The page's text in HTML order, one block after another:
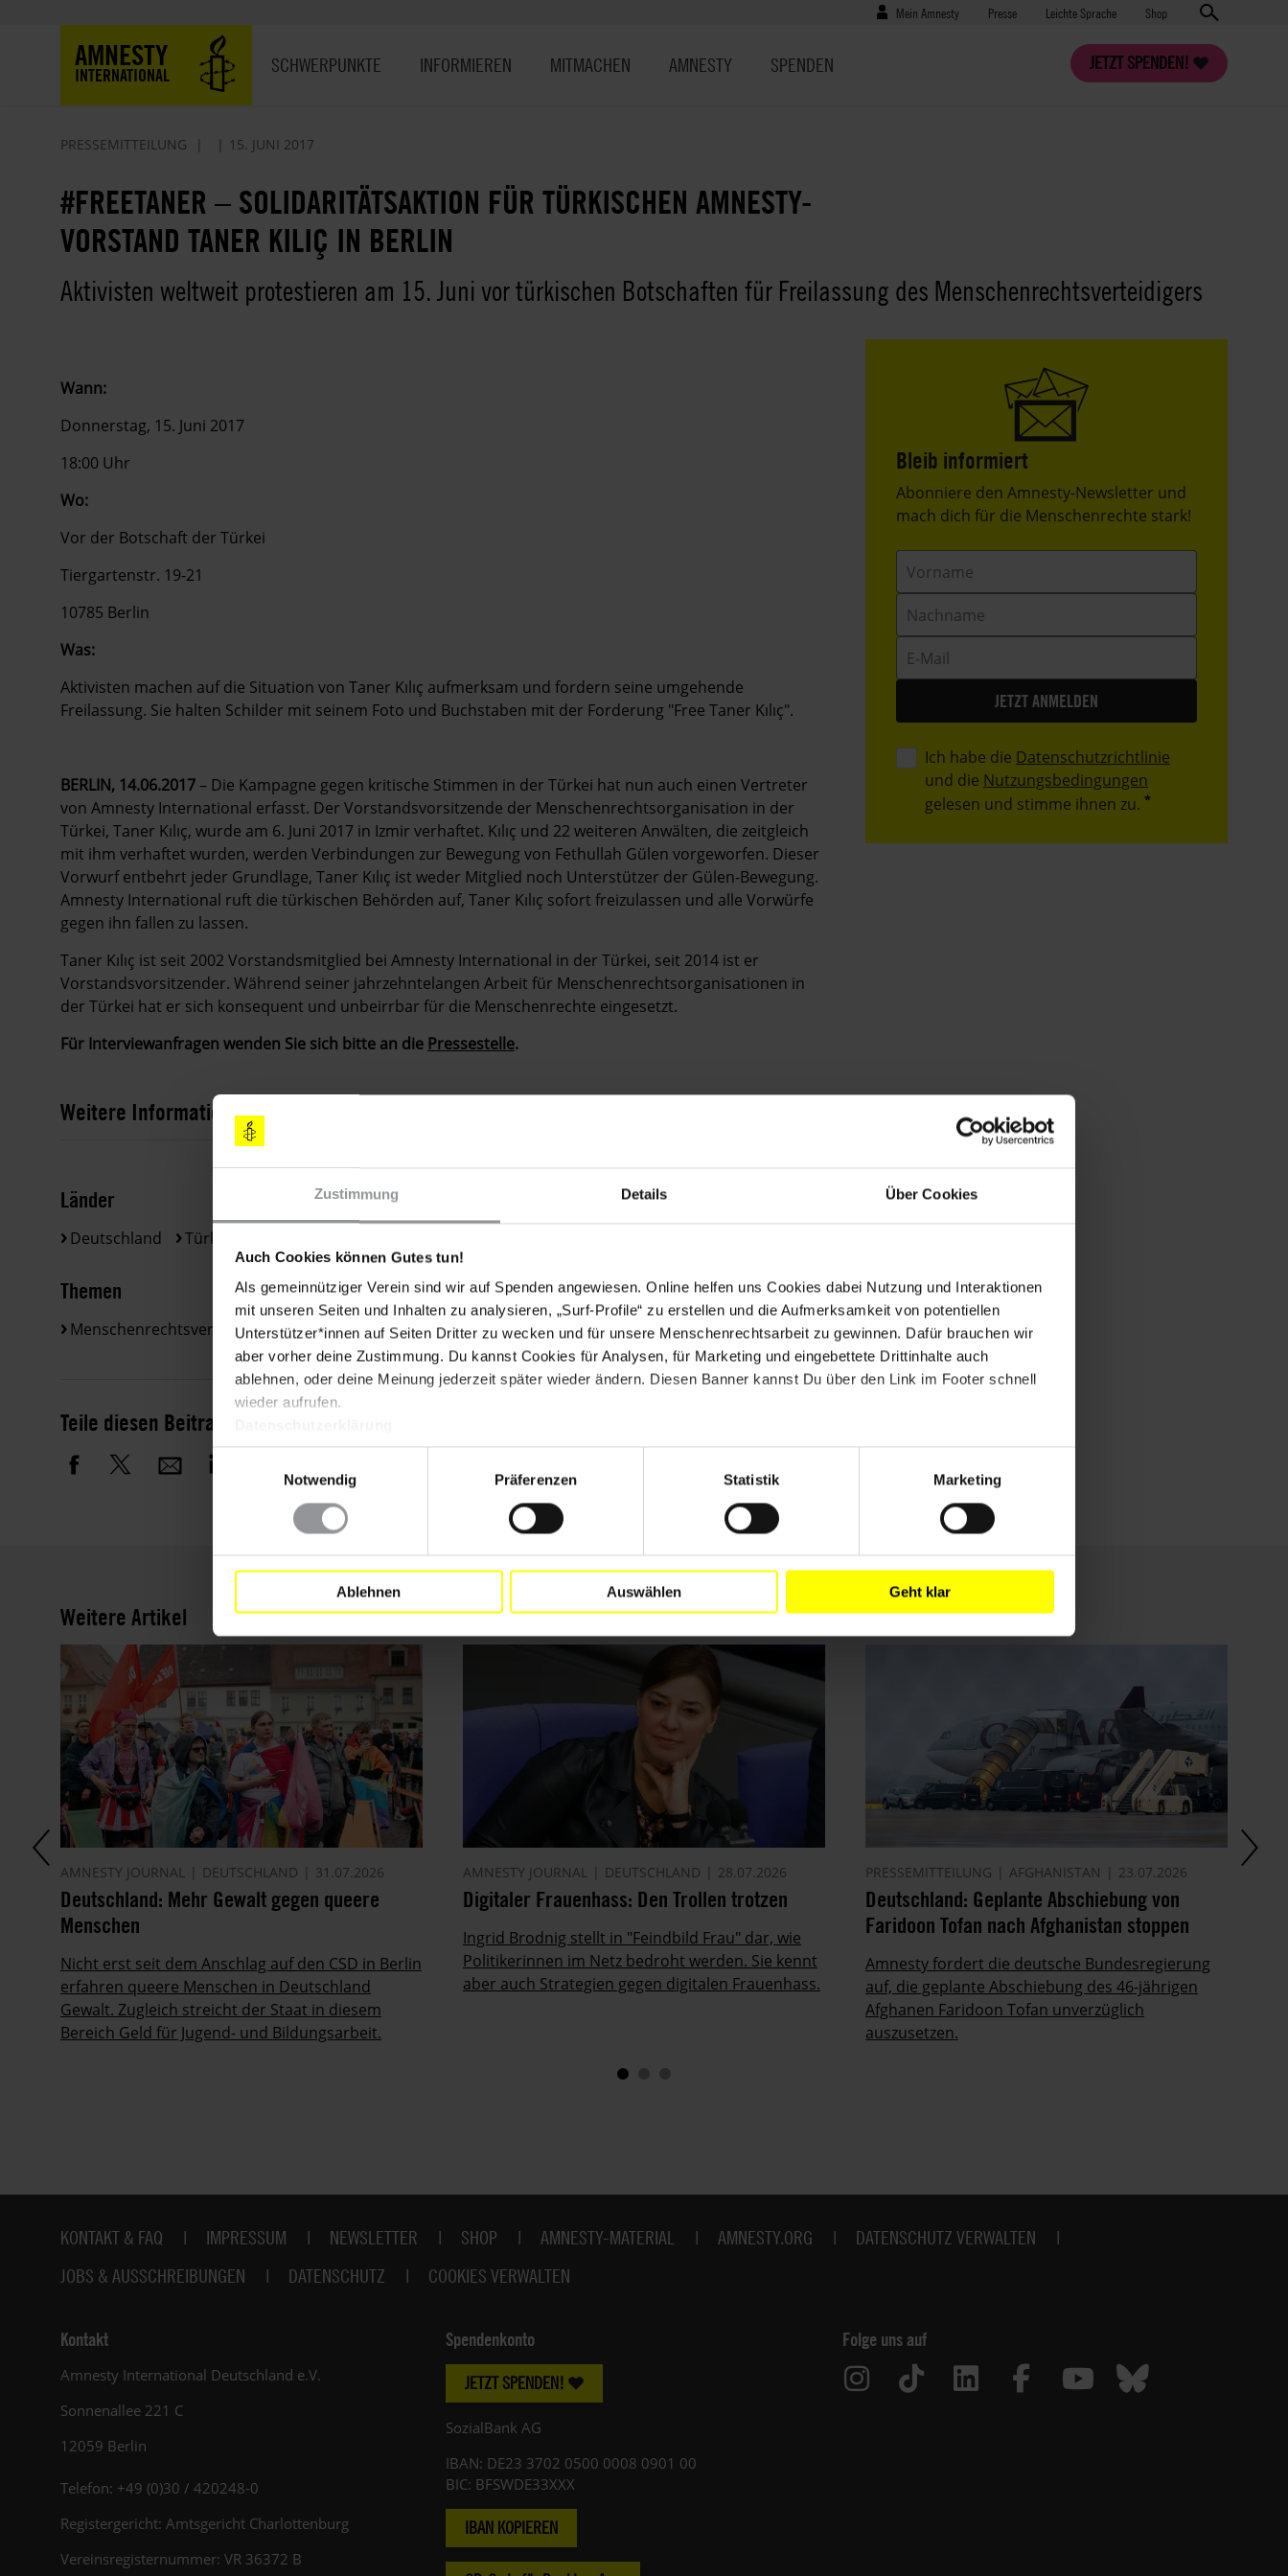
Zustimmung Details Über Cookies
Auch Cookies können Gutes tun!
Als gemeinnütziger Verein sind wir auf Spenden angewiesen. Online helfen uns Cookies dabei Nutzung und Interaktionen
mit unseren Seiten und Inhalten zu analysieren, „Surf-Profile“ zu erstellen und die Aufmerksamkeit von potentiellen
Unterstützer*innen auf Seiten Dritter zu wecken und für unsere Menschenrechtsarbeit zu gewinnen. Dafür brauchen wir
aber vorher deine Zustimmung. Du kannst Cookies für Analysen, für Marketing und eingebettete Drittinhalte auch
ablehnen, oder deine Meinung jederzeit später wieder ändern. Diesen Banner kannst Du über den Link im Footer schnell
wieder aufrufen.
Einwilligungsauswahl
Notwendig
Präferenzen Statistik Marketing
Ablehnen Auswählen Geht klar
Benutzermenü
Mein Amnesty Presse
Presse Leichte Sprache Shop
AMNESTY
INTERNATIONAL
JETZT SPENDEN!
SCHWERPUNKTE INFORMIEREN MITMACHEN AMNESTY SPENDEN
PRESSEMITTEILUNG 15. JUNI 2017
#FREETANER – SOLIDARITÄTSAKTION FÜR TÜRKISCHEN AMNESTY-
VORSTAND TANER KILIÇ IN BERLIN
Aktivisten weltweit protestieren am 15. Juni vor türkischen Botschaften für Freilassung des Menschenrechtsverteidigers
Wann:
Donnerstag, 15. Juni 2017
18:00 Uhr
Wo:
Vor der Botschaft der Türkei
Tiergartenstr. 19-21
10785 Berlin
Was:
Aktivisten machen auf die Situation von Taner Kılıç aufmerksam und fordern seine umgehende
Freilassung. Sie halten Schilder mit seinem Foto und Buchstaben mit der Forderung "Free Taner Kılıç".
BERLIN, 14.06.2017 – Die Kampagne gegen kritische Stimmen in der Türkei hat nun auch einen Vertreter
von Amnesty International erfasst. Der Vorstandsvorsitzende der Menschenrechtsorganisation in der
Türkei, Taner Kılıç, wurde am 6. Juni 2017 in Izmir verhaftet. Kılıç und 22 weiteren Anwälten, die zeitgleich
mit ihm verhaftet wurden, werden Verbindungen zur Bewegung von Fethullah Gülen vorgeworfen. Dieser
Vorwurf entbehrt jeder Grundlage, Taner Kılıç ist weder Mitglied noch Unterstützer der Gülen-Bewegung.
Amnesty International ruft die türkischen Behörden auf, Taner Kılıç sofort freizulassen und alle Vorwürfe
gegen ihn fallen zu lassen.
Taner Kılıç ist seit 2002 Vorstandsmitglied bei Amnesty International in der Türkei, seit 2014 ist er
Vorstandsvorsitzender. Während seiner jahrzehntelangen Arbeit für Menschenrechtsorganisationen in
der Türkei hat er sich konsequent und unbeirrbar für die Menschenrechte eingesetzt.
Für Interviewanfragen wenden Sie sich bitte an die Pressestelle.
Weitere Informationen
Länder
Deutschland Türkei
Themen
Menschenrechtsverteidiger*innen
Teile diesen Beitrag
Bleib informiert
Header
Text
Abonniere den Amnesty-Newsletter und
mach dich für die Menschenrechte stark!
Mail
Ich habe die Datenschutzrichtlinie
und die Nutzungsbedingungen
gelesen und stimme ihnen zu.
Weitere Artikel
AMNESTY JOURNAL DEUTSCHLAND 31.07.2026
Deutschland: Mehr Gewalt gegen queere
Menschen
Nicht erst seit dem Anschlag auf den CSD in Berlin
erfahren queere Menschen in Deutschland
Gewalt. Zugleich streicht der Staat in diesem
Bereich Geld für Jugend- und Bildungsarbeit.
AMNESTY JOURNAL DEUTSCHLAND 28.07.2026
Digitaler Frauenhass: Den Trollen trotzen
Ingrid Brodnig stellt in "Feindbild Frau" dar, wie
Politikerinnen im Netz bedroht werden. Sie kennt
aber auch Strategien gegen digitalen Frauenhass.
PRESSEMITTEILUNG AFGHANISTAN 23.07.2026
Deutschland: Geplante Abschiebung von
Faridoon Tofan nach Afghanistan stoppen
Amnesty fordert die deutsche Bundesregierung
auf, die geplante Abschiebung des 46-jährigen
Afghanen Faridoon Tofan unverzüglich
auszusetzen.
Fußbereich
KONTAKT & FAQ IMPRESSUM NEWSLETTER SHOP AMNESTY-MATERIAL AMNESTY.ORG
DATENSCHUTZ VERWALTEN
JOBS & AUSSCHREIBUNGEN
DATENSCHUTZ COOKIES VERWALTEN
Kontakt
Amnesty International Deutschland e.V.
Sonnenallee 221 C
12059 Berlin
Telefon: +49 (0)30 / 420248-0
Registergericht: Amtsgericht Charlottenburg
Vereinsregisternummer: VR 36372 B
Spendenkonto
JETZT SPENDEN!
SozialBank AG
IBAN: DE23 3702 0500 0008 0901 00
BIC: BFSWDE33XXX
IBAN KOPIEREN
Folge uns auf